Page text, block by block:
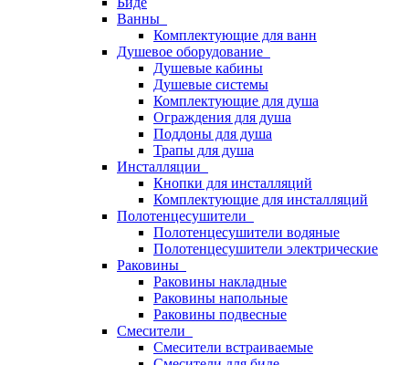
Ванны
Комплектующие для ванн
Душевое оборудование
Душевые кабины
Душевые системы
Комплектующие для душа
Ограждения для душа
Поддоны для душа
Трапы для душа
Инсталляции
Кнопки для инсталляций
Комплектующие для инсталляций
Полотенцесушители
Полотенцесушители водяные
Полотенцесушители электрические
Раковины
Раковины накладные
Раковины напольные
Раковины подвесные
Смесители
Смесители встраиваемые